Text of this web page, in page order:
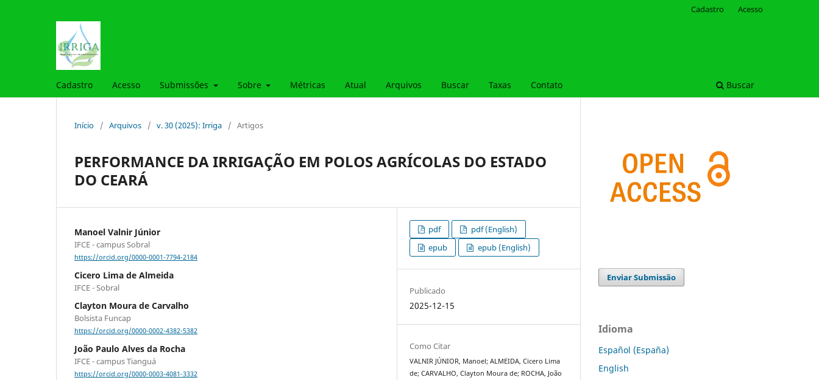
Cadastro Acesso Submissões Sobre Métricas Atual Arquivos Buscar Taxas Contato Buscar
Cadastro Acesso
Início / Arquivos / v. 30 (2025): Irriga / Artigos
PERFORMANCE DA IRRIGAÇÃO EM POLOS AGRÍCOLAS DO ESTADO
DO CEARÁ
Manoel Valnir Júnior
IFCE - campus Sobral
https://orcid.org/0000-0001-7794-2184
Cicero Lima de Almeida
IFCE - Sobral
Clayton Moura de Carvalho
Bolsista Funcap
https://orcid.org/0000-0002-4382-5382
João Paulo Alves da Rocha
IFCE - campus Tianguá
https://orcid.org/0000-0003-4081-3332
pdf
pdf (English)
epub
epub (English)
Publicado
2025-12-15
Como Citar
VALNIR JÚNIOR, Manoel; ALMEIDA, Cicero Lima
de; CARVALHO, Clayton Moura de; ROCHA, João
Enviar Submissão
Idioma
Español (España)
English